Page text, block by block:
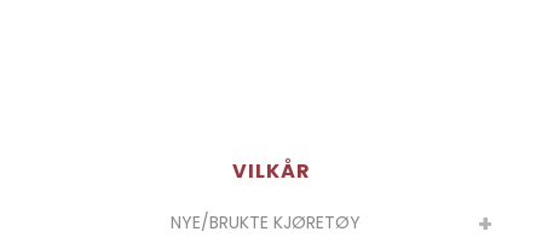
VILKÅR
NYE/BRUKTE KJØRETØY